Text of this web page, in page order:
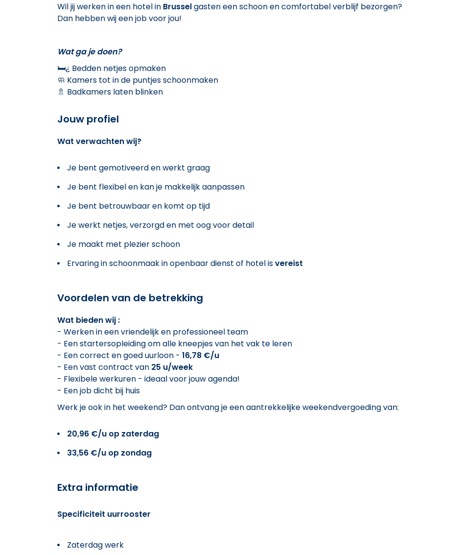
Wil jij werken in een hotel in Brusselgasten een schoon en comfortabel verblijf bezorgen?
Dan hebben wij een job voor jou!
Wat ga je doen?
🛏¿ Bedden netjes opmaken
🧼 Kamers tot in de puntjes schoonmaken
🚿 Badkamers laten blinken
Jouw profiel
Wat verwachten wij?
Je bent gemotiveerd en werkt graag
Je bent flexibel en kan je makkelijk aanpassen
Je bent betrouwbaar en komt op tijd
Je werkt netjes, verzorgd en met oog voor detail
Je maakt met plezier schoon
Ervaring in schoonmaak in openbaar dienst of hotel isvereist
Voordelen van de betrekking
Wat bieden wij :
- Werken in een vriendelijk en professioneel team
- Een startersopleiding om alle kneepjes van het vak te leren
- Een correct en goed uurloon - 16,78 €/u
- Een vast contract van 25 u/week
- Flexibele werkuren - ideaal voor jouw agenda!
- Een job dicht bij huis
Werk je ook in het weekend? Dan ontvang je een aantrekkelijke weekendvergoeding van:
20,96 €/u op zaterdag
33,56 €/u op zondag
Extra informatie
Specificiteit uurrooster
Zaterdag werk